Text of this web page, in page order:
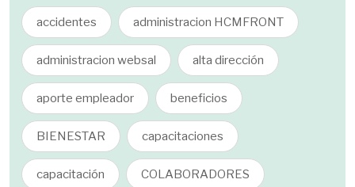
accidentes administracion HCMFRONT
administracion websal alta dirección
aporte empleador beneficios
BIENESTAR capacitaciones
capacitación COLABORADORES